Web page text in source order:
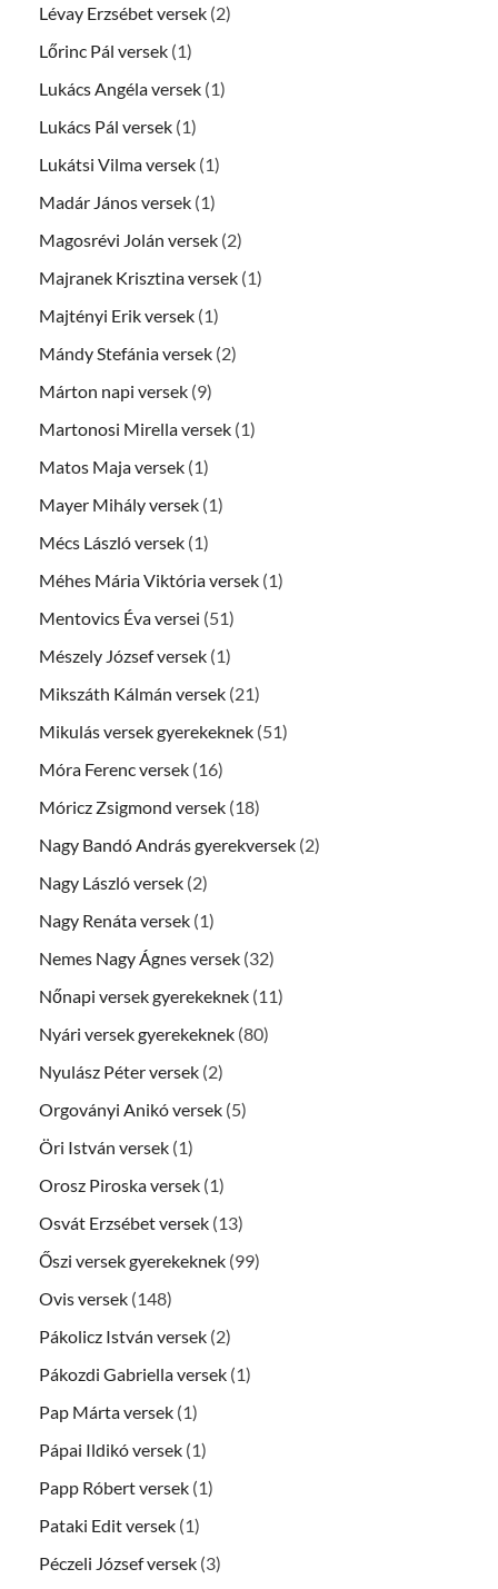
Lévay Erzsébet versek (2)
Lőrinc Pál versek (1)
Lukács Angéla versek (1)
Lukács Pál versek (1)
Lukátsi Vilma versek (1)
Madár János versek (1)
Magosrévi Jolán versek (2)
Majranek Krisztina versek (1)
Majtényi Erik versek (1)
Mándy Stefánia versek (2)
Márton napi versek (9)
Martonosi Mirella versek (1)
Matos Maja versek (1)
Mayer Mihály versek (1)
Mécs László versek (1)
Méhes Mária Viktória versek (1)
Mentovics Éva versei (51)
Mészely József versek (1)
Mikszáth Kálmán versek (21)
Mikulás versek gyerekeknek (51)
Móra Ferenc versek (16)
Móricz Zsigmond versek (18)
Nagy Bandó András gyerekversek (2)
Nagy László versek (2)
Nagy Renáta versek (1)
Nemes Nagy Ágnes versek (32)
Nőnapi versek gyerekeknek (11)
Nyári versek gyerekeknek (80)
Nyulász Péter versek (2)
Orgoványi Anikó versek (5)
Öri István versek (1)
Orosz Piroska versek (1)
Osvát Erzsébet versek (13)
Őszi versek gyerekeknek (99)
Ovis versek (148)
Pákolicz István versek (2)
Pákozdi Gabriella versek (1)
Pap Márta versek (1)
Pápai Ildikó versek (1)
Papp Róbert versek (1)
Pataki Edit versek (1)
Péczeli József versek (3)